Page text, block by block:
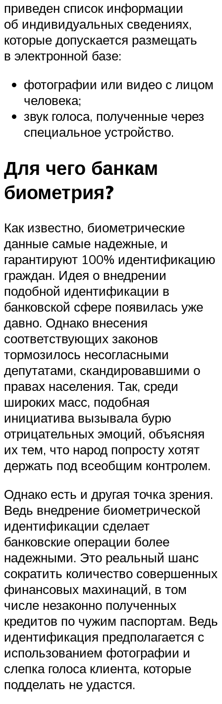
приведен список информации
об индивидуальных сведениях,
которые допускается размещать
в электронной базе:
фотографии или видео с лицом
человека;
звук голоса, полученные через
специальное устройство.
Для чего банкам
биометрия?
Как известно, биометрические
данные самые надежные, и
гарантируют 100% идентификацию
граждан. Идея о внедрении
подобной идентификации в
банковской сфере появилась уже
давно. Однако внесения
соответствующих законов
тормозилось несогласными
депутатами, скандировавшими о
правах населения. Так, среди
широких масс, подобная
инициатива вызывала бурю
отрицательных эмоций, объясняя
их тем, что народ попросту хотят
держать под всеобщим контролем.
Однако есть и другая точка зрения.
Ведь внедрение биометрической
идентификации сделает
банковские операции более
надежными. Это реальный шанс
сократить количество совершенных
финансовых махинаций, в том
числе незаконно полученных
кредитов по чужим паспортам. Ведь
идентификация предполагается с
использованием фотографии и
слепка голоса клиента, которые
подделать не удастся.